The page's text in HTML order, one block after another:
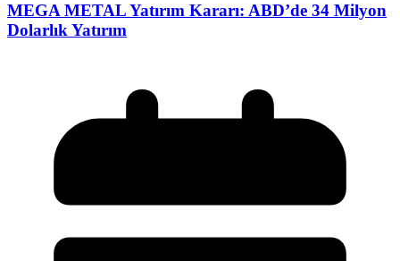
MEGA METAL Yatırım Kararı: ABD’de 34 Milyon
Dolarlık Yatırım